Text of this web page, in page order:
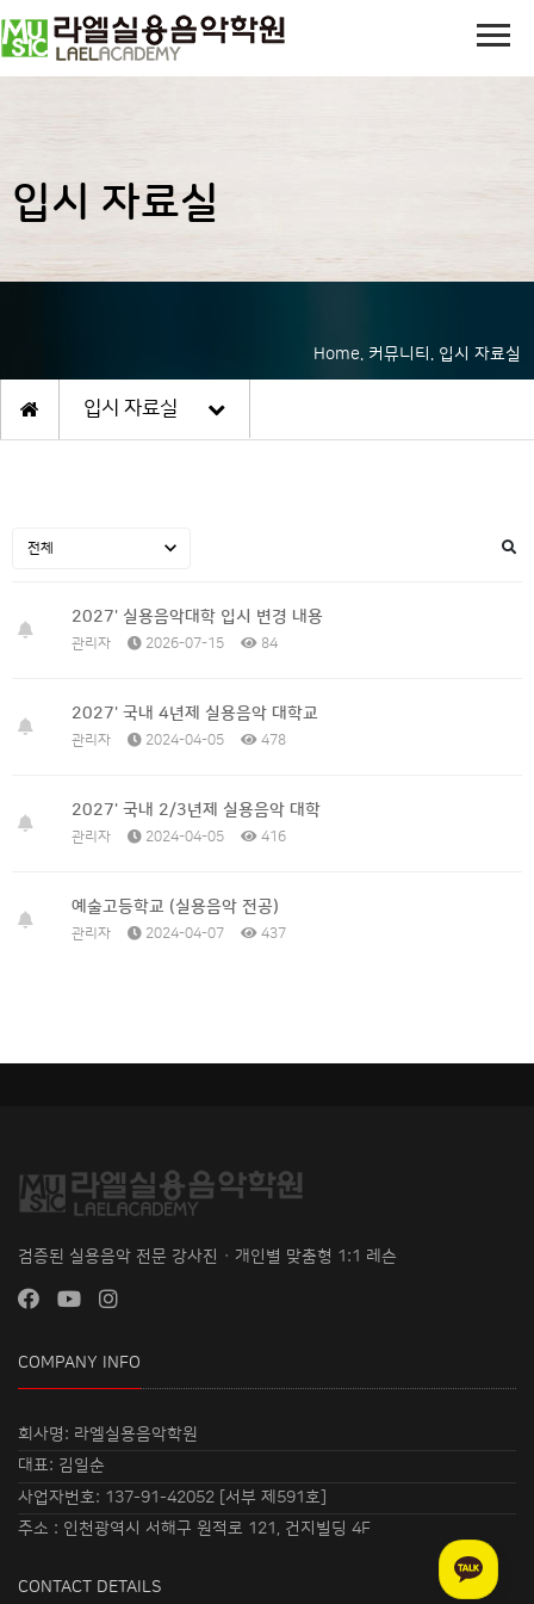
입시 자료실
Home. 커뮤니티. 입시 자료실
입시 자료실
2027' 실용음악대학 입시 변경 내용
관리자 2026-07-15 84
2027' 국내 4년제 실용음악 대학교
관리자 2024-04-05 478
2027' 국내 2/3년제 실용음악 대학
관리자 2024-04-05 416
예술고등학교 (실용음악 전공)
관리자 2024-04-07 437
검증된 실용음악 전문 강사진 · 개인별 맞춤형 1:1 레슨
COMPANY INFO
회사명: 라엘실용음악학원
대표: 김일순
사업자번호: 137-91-42052 [서부 제591호]
주소 : 인천광역시 서해구 원적로 121, 건지빌딩 4F
CONTACT DETAILS